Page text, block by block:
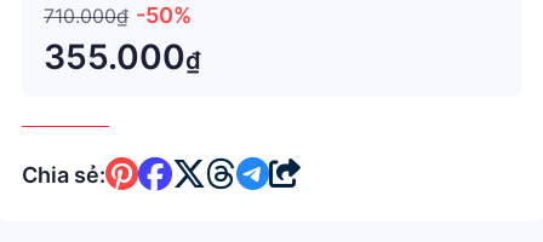
công sở đơn giản / Hàn Quốc Chi tiết kiểu dáng quần
áo:
710.000₫ -50%
355.000₫
Chia sẻ: